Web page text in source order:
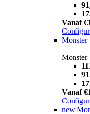
Vanaf
Monster
Monster
Vanaf
new